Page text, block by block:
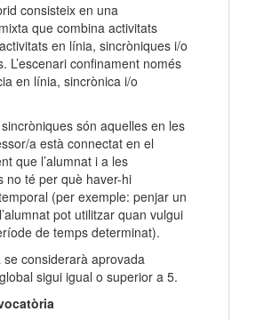
consisteix en una
que combina activitats
en línia, sincròniques i/o
L’escenari confinament només
en línia, sincrònica i/o
són aquelles en les
a està connectat en el
que l’alumnat i a les
no té per què haver-hi
(per exemple: penjar un
pot utilitzar quan vulgui
de temps determinat).
se considerarà aprovada
sigui igual o superior a 5.